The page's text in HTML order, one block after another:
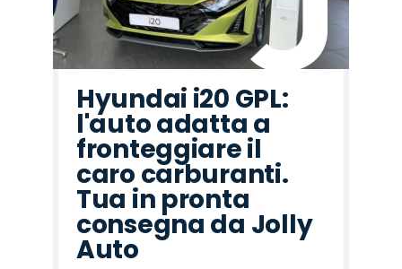
Hyundai i20 GPL:
l'auto adatta a
fronteggiare il
caro carburanti.
Tua in pronta
consegna da Jolly
Auto